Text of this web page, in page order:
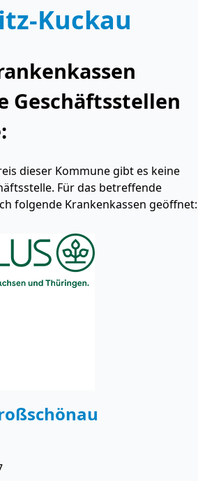
Kuckau
Geschäftsstellen
dieser Kommune gibt es keine
Für das betreffende
folgende Krankenkassen geöffnet: